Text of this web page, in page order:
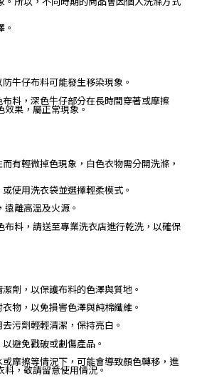
牛仔布料可能發生移染現象。
料，深色牛仔部分在長時間穿著或摩擦
效果，屬正常現象。
有輕微掉色現象，白色衣物需分開洗滌，
使用洗衣袋並選擇輕柔模式。
離高溫及火源。
布料，請送至專業洗衣店進行乾洗，以確保
劑，以保護布料的色澤與質地。
物，以免損害色澤與純棉纖維。
污劑輕輕清潔，保持亮白。
避免戳破或劃傷產品。
摩擦等情況下，可能會導致顏色轉移，進
，敬請留意使用情況。